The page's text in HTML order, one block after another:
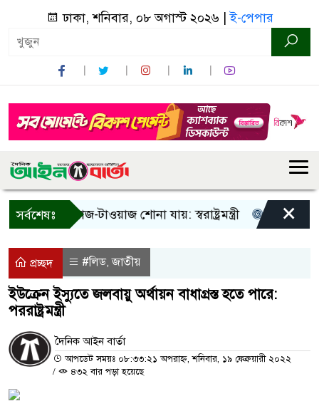
ঢাকা, শনিবার, ০৮ অগাস্ট ২০২৬ |ই-পেপার
সর্বশেষঃ
শুধু আওয়াজ-টাওয়াজ শোনা যায়: স্বরাষ্ট্রমন্ত্রী তিন দিনের
×
প্রচ্ছদ #লিড,জাতীয়
ইউক্রেন ইস্যুতে জলবায়ু অর্থায়ন বাধাগ্রস্ত হতে পারে:
পররাষ্ট্রমন্ত্রী
দৈনিক আইন বার্তা
আপডেট সময়ঃ ০৮:৩৩:২১ অপরাহ্ন, শনিবার, ১৯ ফেব্রুয়ারী ২০২২
/
৪৩২ বার পড়া হয়েছে